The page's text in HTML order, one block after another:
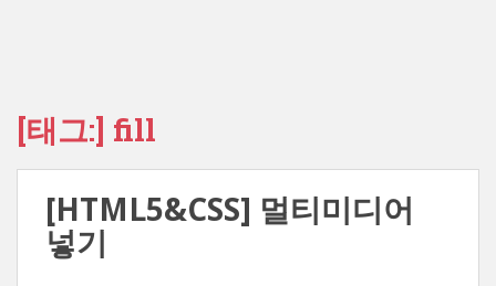
[태그:] fill
[HTML5&CSS] 멀티미디어
넣기